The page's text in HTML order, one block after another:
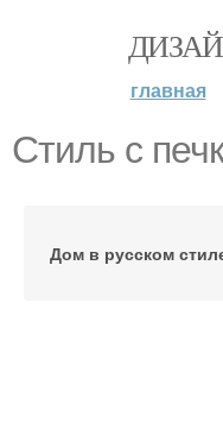
главная
Стиль с
Дом в русском